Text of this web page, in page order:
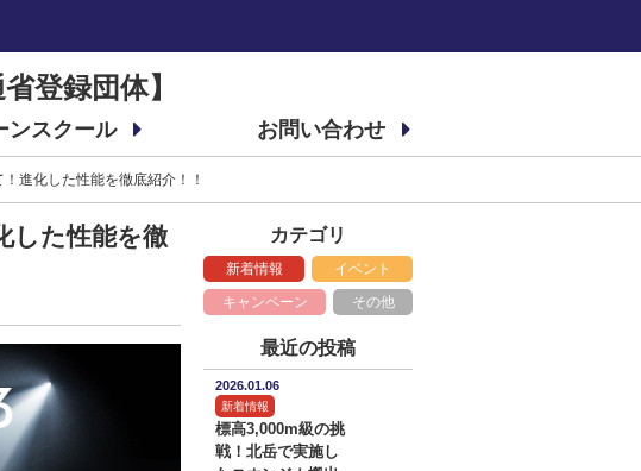
登録団体】
ンスクール お問い合わせ
進化した性能を徹底紹介！！
した性能を徹
カテゴリ
新着情報
イベント
キャンペーン
その他
最近の投稿
2026.01.06
新着情報
標高3,000m級の挑
戦！北岳で実施し